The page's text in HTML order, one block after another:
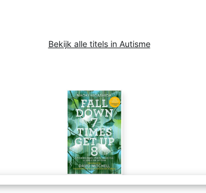
Bekijk alle titels in Autisme